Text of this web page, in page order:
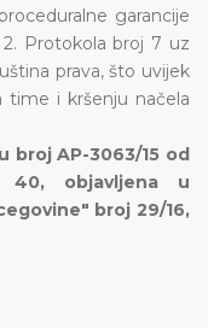
garancije
Protokola broj 7 uz
prava, što uvijek
time i kršenju načela
broj AP-3063/15 od
40, objavljena u
broj 29/16,